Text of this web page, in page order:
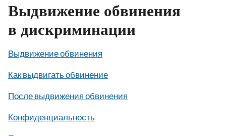
Выдвижение обвинения
в дискриминации
Выдвижение обвинения
Как выдвигать обвинение
После выдвижения обвинения
Конфиденциальность